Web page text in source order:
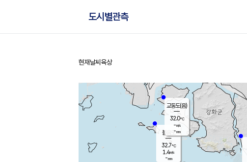
도시별관측
홈
현재날씨 육상
볼음도
32.7℃
1.4m/s
-mm
교동도(음)
32.0℃
-m/s
-mm